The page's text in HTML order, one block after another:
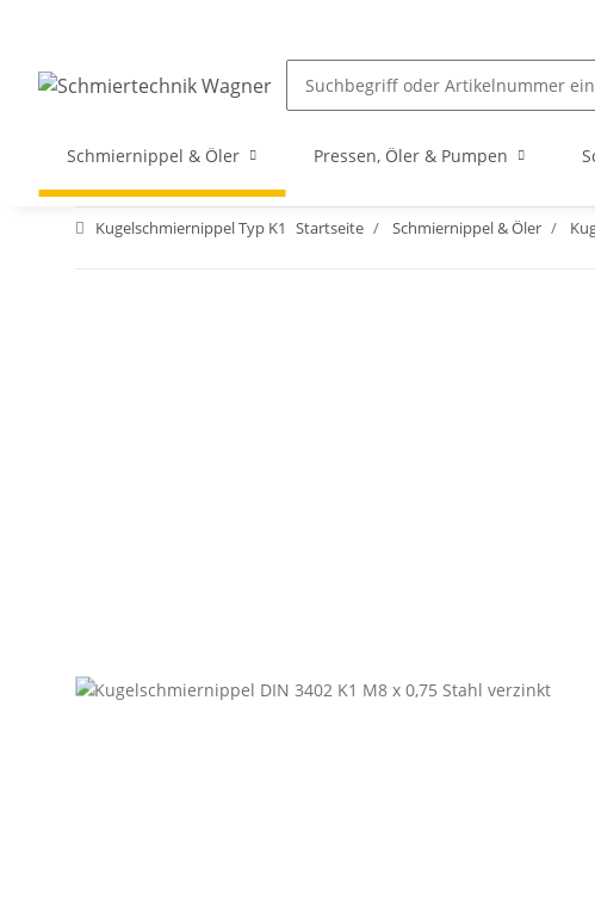
Schmiernippel & Öler Pressen, Öler & Pumpen
Kugelschmiernippel Typ K1 Startseite Schmiernippel & Öler